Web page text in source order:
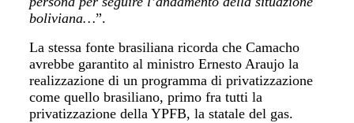
boliviana…”.
La stessa fonte brasiliana ricorda che Camacho
avrebbe garantito al ministro Ernesto Araujo la
realizzazione di un programma di privatizzazione
come quello brasiliano, primo fra tutti la
privatizzazione della YPFB, la statale del gas.